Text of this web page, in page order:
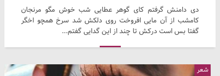
دی دامنش گرفتم کای گوهر عطایی شب خوش مگو مرنجان
کامشب از آن مایی افروخت روی دلکش شد سرخ همچو اخگر
گفتا بس است درکش تا چند از این گدایی گفتم...
شعر